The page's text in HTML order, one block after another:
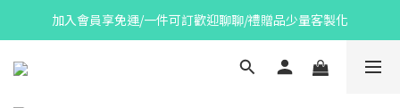
加入會員享免運/一件可訂歡迎聊聊/禮贈品少量客製化